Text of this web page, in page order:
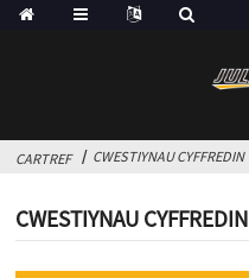
CARTREF CWESTIYNAU CYFFREDIN
CWESTIYNAU CYFFREDIN